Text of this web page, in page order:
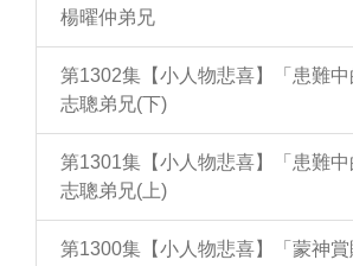
楊曜仲弟兄
第1302集【小人物悲喜】「患難
志聰弟兄(下)
第1301集【小人物悲喜】「患難
志聰弟兄(上)
第1300集【小人物悲喜】「蒙神